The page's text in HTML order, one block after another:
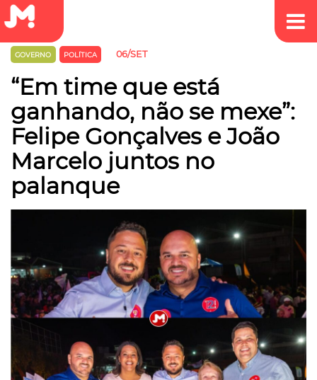
GOVERNO POLÍTICA 06/SET
“Em time que está
ganhando, não se mexe”:
Felipe Gonçalves e João
Marcelo juntos no
palanque